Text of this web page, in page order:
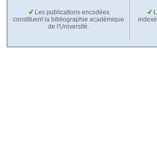
Les publications encodées
constituent la bibliographie académique
de l'Université.